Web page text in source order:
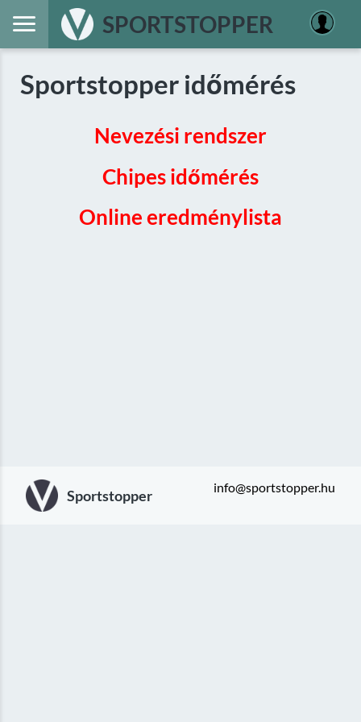
SPORTSTOPPER
Sportstopper időmérés
Nevezési rendszer
Chipes időmérés
Online eredménylista
Sportstopper info@sportstopper.hu